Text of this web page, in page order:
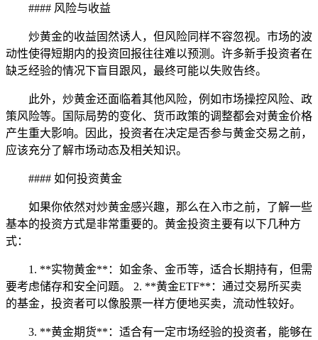
#### 风险与收益
炒黄金的收益固然诱人，但风险同样不容忽视。市场的波
动性使得短期内的投资回报往往难以预测。许多新手投资者在
缺乏经验的情况下盲目跟风，最终可能以失败告终。
此外，炒黄金还面临着其他风险，例如市场操控风险、政
策风险等。国际局势的变化、货币政策的调整都会对黄金价格
产生重大影响。因此，投资者在决定是否参与黄金交易之前，
应该充分了解市场动态及相关知识。
#### 如何投资黄金
如果你依然对炒黄金感兴趣，那么在入市之前，了解一些
基本的投资方式是非常重要的。黄金投资主要有以下几种方
式：
1. **实物黄金**：如金条、金币等，适合长期持有，但需
要考虑储存和安全问题。 2. **黄金ETF**：通过交易所买卖
的基金，投资者可以像股票一样方便地买卖，流动性较好。
3. **黄金期货**：适合有一定市场经验的投资者，能够在